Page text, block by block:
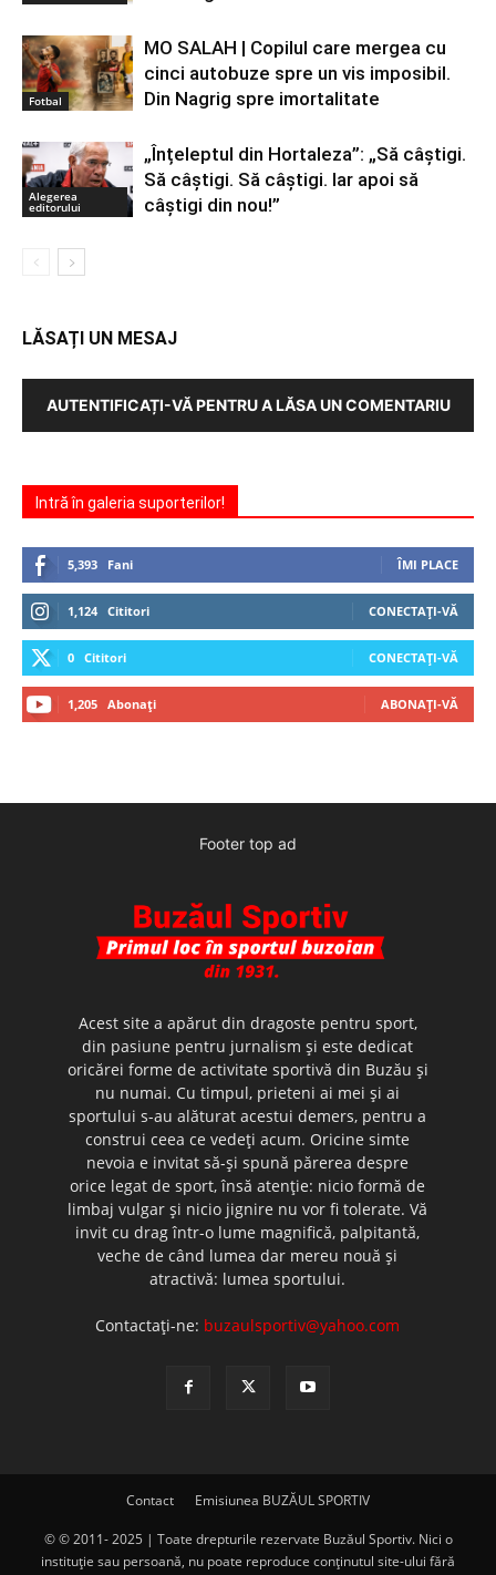
Fotbal
MO SALAH | Copilul care mergea cu
cinci autobuze spre un vis imposibil.
Din Nagrig spre imortalitate
Alegerea
editorului
„Înțeleptul din Hortaleza”: „Să câștigi.
Să câștigi. Să câștigi. Iar apoi să
câștigi din nou!”
LĂSAȚI UN MESAJ
AUTENTIFICAȚI-VĂ PENTRU A LĂSA UN COMENTARIU
Intră în galeria suporterilor!
5,393 Fani ÎMI PLACE
1,124 Cititori CONECTAȚI-VĂ
0 Cititori CONECTAȚI-VĂ
1,205 Abonați ABONAȚI-VĂ
Footer top ad
Acest site a apărut din dragoste pentru sport,
din pasiune pentru jurnalism şi este dedicat
oricărei forme de activitate sportivă din Buzău şi
nu numai. Cu timpul, prieteni ai mei şi ai
sportului s-au alăturat acestui demers, pentru a
construi ceea ce vedeţi acum. Oricine simte
nevoia e invitat să-şi spună părerea despre
orice legat de sport, însă atenţie: nicio formă de
limbaj vulgar şi nicio jignire nu vor fi tolerate. Vă
invit cu drag într-o lume magnifică, palpitantă,
veche de când lumea dar mereu nouă şi
atractivă: lumea sportului.
Contactați-ne: buzaulsportiv@yahoo.com
Contact Emisiunea BUZĂUL SPORTIV
© © 2011- 2025 | Toate drepturile rezervate Buzăul Sportiv. Nici o
instituţie sau persoană, nu poate reproduce conţinutul site-ului fără